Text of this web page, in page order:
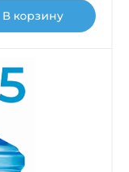
В корзину